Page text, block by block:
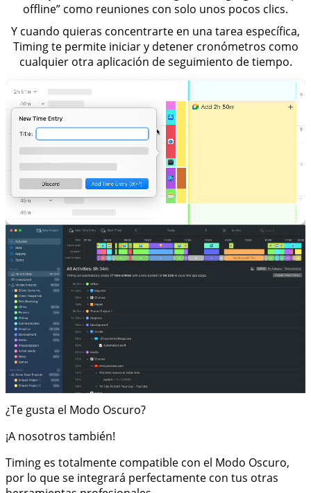
offline” como reuniones con solo unos pocos clics.
Y cuando quieras concentrarte en una tarea específica,
Timing te permite iniciar y detener cronómetros como
cualquier otra aplicación de seguimiento de tiempo.
¿Te gusta el Modo Oscuro?
¡A nosotros también!
Timing es totalmente compatible con el Modo Oscuro,
por lo que se integrará perfectamente con tus otras